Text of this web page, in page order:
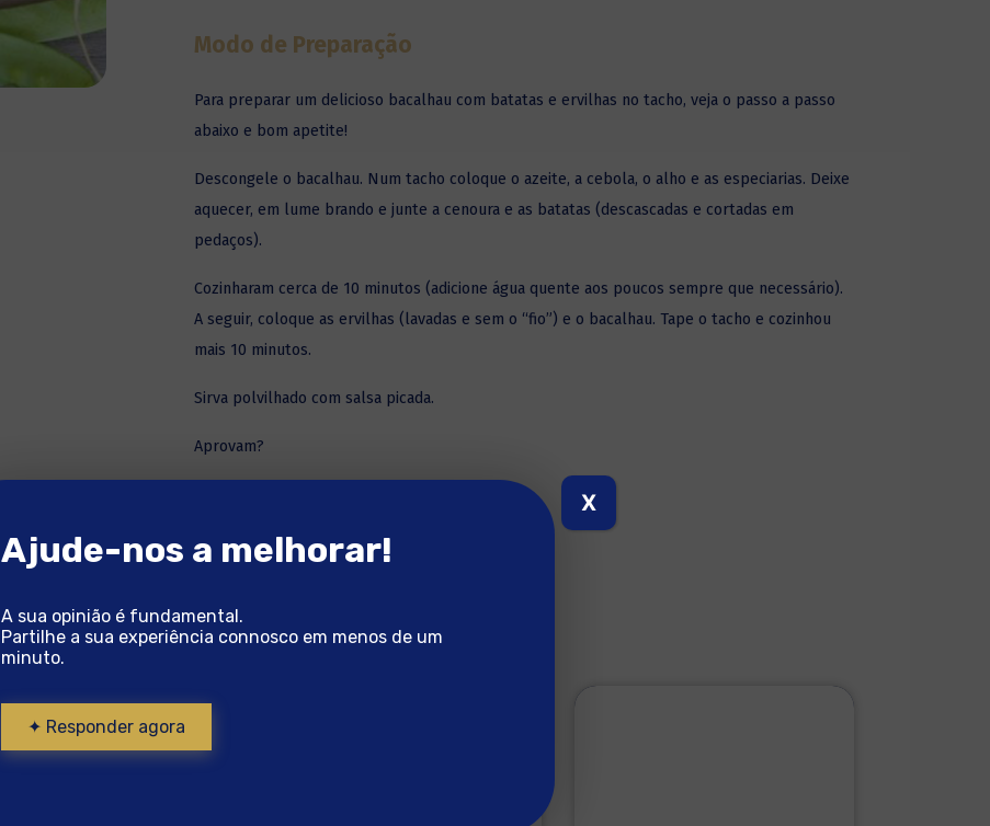
Modo de Preparação
Para preparar um delicioso bacalhau com batatas e ervilhas no tacho, veja o passo a passo
abaixo e bom apetite!
Descongele o bacalhau. Num tacho coloque o azeite, a cebola, o alho e as especiarias. Deixe
aquecer, em lume brando e junte a cenoura e as batatas (descascadas e cortadas em
pedaços).
Cozinharam cerca de 10 minutos (adicione água quente aos poucos sempre que necessário).
A seguir, coloque as ervilhas (lavadas e sem o “fio”) e o bacalhau. Tape o tacho e cozinhou
mais 10 minutos.
Sirva polvilhado com salsa picada.
Aprovam?
Ajude-nos a melhorar!
A sua opinião é fundamental.
Partilhe a sua experiência connosco em menos de um
minuto.
✦ Responder agora
X